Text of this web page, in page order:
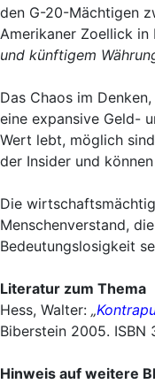
den G-20-Mächtigen
Amerikaner Zoellick in
und künftigem
Das Chaos im
eine expansive Geld-
Wert lebt, möglich
der Insider und
Die
Menschenverstand,
Bedeutungslosigkeit
Literatur zum Thema
Hess, Walter: „
Biberstein 2005. ISBN
Hinweis auf weitere